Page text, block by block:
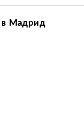
в Мадрид